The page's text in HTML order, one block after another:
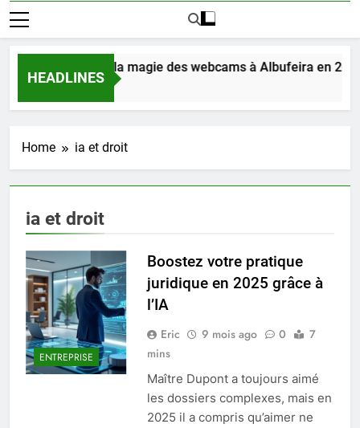
HEADLINES
Découvrez la magie des webcams à Albufeira en 2025
4 Jours Ago
Home ia et droit
ia et droit
ENTREPRISE
Boostez votre pratique
juridique en 2025 grâce à
l’IA
Eric 9 mois ago 0
7
mins
Maître Dupont a toujours aimé
les dossiers complexes, mais en
2025 il a compris qu’aimer ne